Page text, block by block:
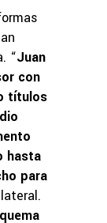
“Juan
con
títulos
hasta
para